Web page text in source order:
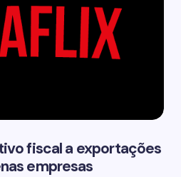
fiscal a exportações
empresas